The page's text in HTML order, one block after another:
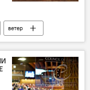
ветер